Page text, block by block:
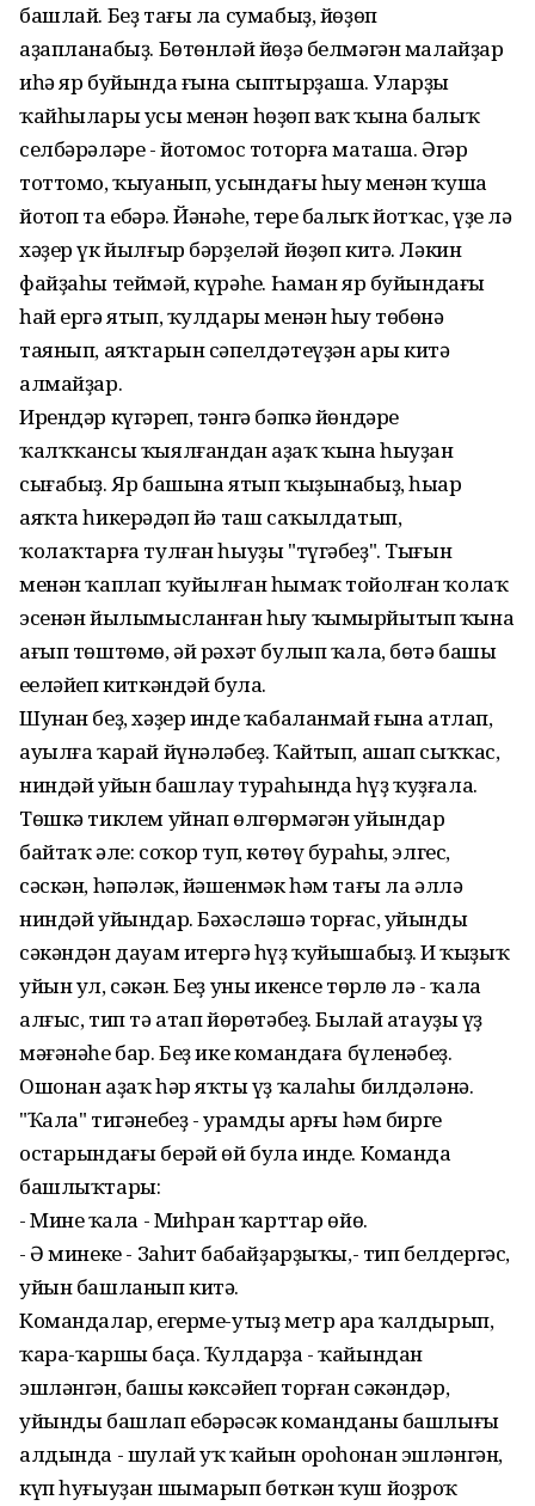
башлай. Беҙ тағы ла сумабыҙ, йөҙөп
аҙапланабыҙ. Бөтөнләй йөҙә белмәгән малайҙар
иһә яр буйында ғына сыптырҙаша. Уларҙың
ҡайһылары усы менән һөҙөп ваҡ ҡына балыҡ
селбәрәләре - йотомос тоторға маташа. Әгәр
тоттомо, ҡыуанып, усындағы һыу менән ҡуша
йотоп та ебәрә. Йәнәһе, тере балыҡ йотҡас, үҙе лә
хәҙер үк йылғыр бәрҙеләй йөҙөп китә. Ләкин
файҙаһы теймәй, күрәһең. Һаман яр буйындағы
һай ергә ятып, ҡулдары менән һыу төбөнә
таянып, аяҡтарын сәпелдәтеүҙән ары китә
алмайҙар.
Ирендәр күгәреп, тәнгә бәпкә йөндәре
ҡалҡҡансы ҡыялғандан аҙаҡ ҡына һыуҙан
сығабыҙ. Яр башына ятып ҡыҙынабыҙ, һыңар
аяҡта һикерәңдәп йә таш саҡылдатып,
ҡолаҡтарға тулған һыуҙы "түгәбеҙ". Тығын
менән ҡаплап ҡуйылған һымаҡ тойолған ҡолаҡ
эсенән йылымысланған һыу ҡымырйытып ҡына
ағып төштөмө, әй рәхәт булып ҡала, бөтә башың
еңеләйеп киткәндәй була.
Шунан беҙ, хәҙер инде ҡабаланмай ғына атлап,
ауылға ҡарай йүнәләбеҙ. Ҡайтып, ашап сыҡҡас,
ниндәй уйын башлау тураһында һүҙ ҡуҙғала.
Төшкә тиклем уйнап өлгөрмәгән уйындар
байтаҡ әле: соҡор туп, көтөү бураһы, элгес,
сәскән, һәпәләк, йәшенмәк һәм тағы ла әллә
ниндәй уйындар. Бәхәсләшә торғас, уйынды
сәкәндән дауам итергә һүҙ ҡуйышабыҙ. Иң ҡыҙыҡ
уйын ул, сәкән. Беҙ уны икенсе төрлө лә - ҡала
алғыс, тип тә атап йөрөтәбеҙ. Былай атауҙың үҙ
мәғәнәһе бар. Беҙ ике командаға бүленәбеҙ.
Ошонан аҙаҡ һәр яҡтың үҙ ҡалаһы билдәләнә.
"Ҡала" тигәнебеҙ - урамдың арғы һәм бирге
остарындағы берәй өй була инде. Команда
башлыҡтары:
- Минең ҡала - Миһран ҡарттар өйө.
- Ә минеке - Заһит бабайҙарҙыҡы,- тип белдергәс,
уйын башланып китә.
Командалар, егерме-утыҙ метр ара ҡалдырып,
ҡара-ҡаршы баҫа. Ҡулдарҙа - ҡайындан
эшләнгән, башы кәксәйеп торған сәкәндәр,
уйынды башлап ебәрәсәк команданың башлығы
алдында - шулай уҡ ҡайын ороһонан эшләнгән,
күп һуғыуҙан шымарып бөткән ҡуш йоҙроҡ